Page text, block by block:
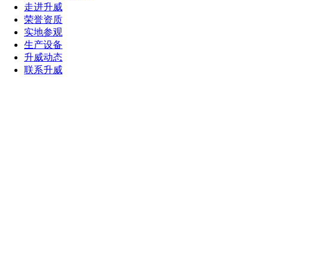
走进升威
荣誉资质
实地参观
生产设备
升威动态
联系升威